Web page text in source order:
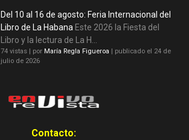
Del 10 al 16 de agosto: Feria Internacional del
Libro de La Habana Este 2026 la Fiesta del
Libro y la lectura de La H...
74 vistas | por María Regla Figueroa | publicado el 24 de
julio de 2026
Contacto: